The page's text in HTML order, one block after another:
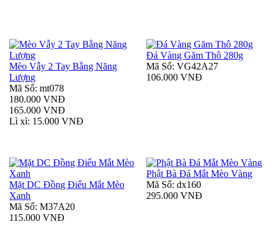
Mèo Vẫy 2 Tay Bằng Năng
Lượng
Mã Số: mt078
180.000 VNĐ
165.000 VNĐ
Lì xì: 15.000 VNĐ
Đá Vàng Găm Thô 280g
Mã Số: VG42A27
106.000 VNĐ
Mặt DC Đồng Điếu Mắt Mèo
Xanh
Mã Số: M37A20
115.000 VNĐ
Phật Bà Đá Mắt Mèo Vàng
Mã Số: dx160
295.000 VNĐ